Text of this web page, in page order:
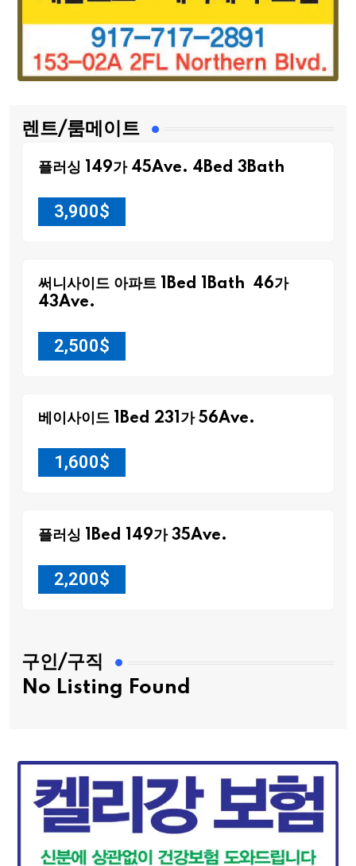
렌트/룸메이트
플러싱 149가 45Ave. 4Bed 3Bath
3,900$
써니사이드 아파트 1Bed 1Bath 46가
43Ave.
2,500$
베이사이드 1Bed 231가 56Ave.
1,600$
플러싱 1Bed 149가 35Ave.
2,200$
구인/구직
No Listing Found